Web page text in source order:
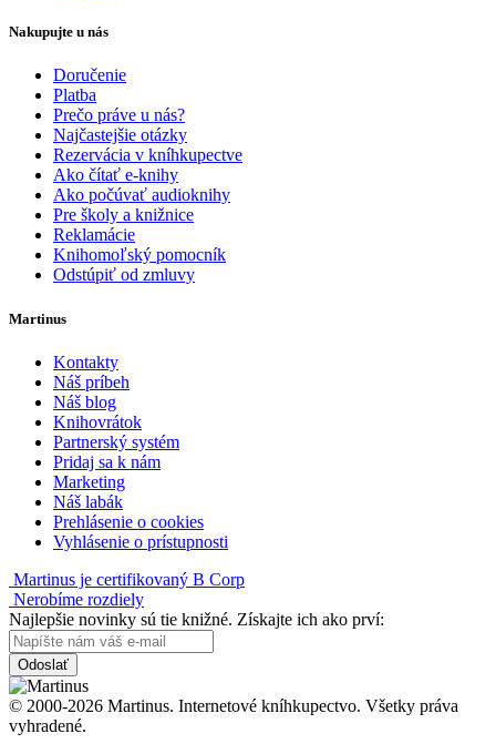
Nakupujte u nás
Doručenie
Platba
Prečo práve u nás?
Najčastejšie otázky
Rezervácia v kníhkupectve
Ako čítať e-knihy
Ako počúvať audioknihy
Pre školy a knižnice
Reklamácie
Knihomoľský pomocník
Odstúpiť od zmluvy
Martinus
Kontakty
Náš príbeh
Náš blog
Knihovrátok
Partnerský systém
Pridaj sa k nám
Marketing
Náš labák
Prehlásenie o cookies
Vyhlásenie o prístupnosti
Martinus je certifikovaný B Corp
Nerobíme rozdiely
Najlepšie novinky sú tie knižné. Získajte ich ako prví:
Odoslať
© 2000-2026 Martinus. Internetové kníhkupectvo. Všetky práva
vyhradené.